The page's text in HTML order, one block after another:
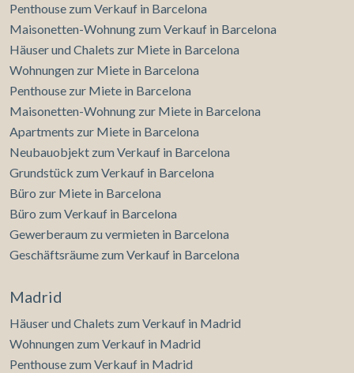
Penthouse zum Verkauf in Barcelona
Maisonetten-Wohnung zum Verkauf in Barcelona
Häuser und Chalets zur Miete in Barcelona
Wohnungen zur Miete in Barcelona
Penthouse zur Miete in Barcelona
Maisonetten-Wohnung zur Miete in Barcelona
Apartments zur Miete in Barcelona
Neubauobjekt zum Verkauf in Barcelona
Grundstück zum Verkauf in Barcelona
Büro zur Miete in Barcelona
Büro zum Verkauf in Barcelona
Gewerberaum zu vermieten in Barcelona
Geschäftsräume zum Verkauf in Barcelona
Madrid
Häuser und Chalets zum Verkauf in Madrid
Wohnungen zum Verkauf in Madrid
Penthouse zum Verkauf in Madrid